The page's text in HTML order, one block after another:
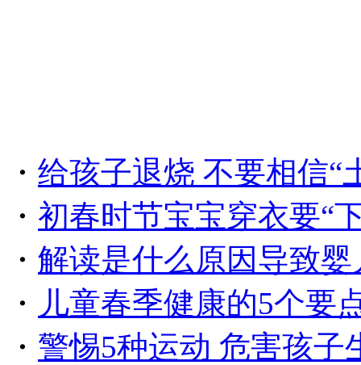
・ 给孩子退烧 不要相信“
・ 初春时节宝宝穿衣要“
・ 解读是什么原因导致婴
・ 儿童春季健康的5个要
・ 警惕5种运动 危害孩子